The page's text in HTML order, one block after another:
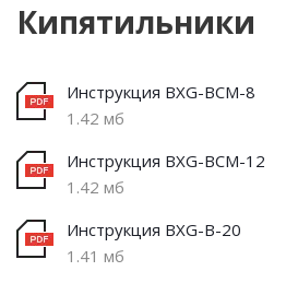
Кипятильники
Инструкция BXG-BCM-8
1.42 мб
Инструкция BXG-BCM-12
1.42 мб
Инструкция BXG-B-20
1.41 мб